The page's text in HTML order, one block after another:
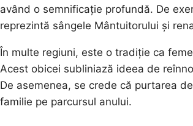
având o semnificație profundă. De
reprezintă sângele Mântuitorului și
În multe regiuni, este o tradiție ca
Acest obicei subliniază ideea de
De asemenea, se crede că purtarea
familie pe parcursul anului.